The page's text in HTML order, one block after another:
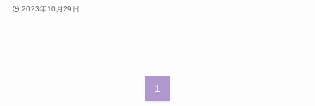
2023年10月29日
1